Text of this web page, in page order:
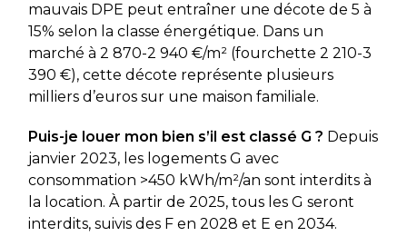
mauvais DPE peut entraîner une décote de 5 à
15% selon la classe énergétique. Dans un
marché à 2 870-2 940 €/m² (fourchette 2 210-3
390 €), cette décote représente plusieurs
milliers d’euros sur une maison familiale.
Puis-je louer mon bien s’il est classé G ? Depuis
janvier 2023, les logements G avec
consommation >450 kWh/m²/an sont interdits à
la location. À partir de 2025, tous les G seront
interdits, suivis des F en 2028 et E en 2034.